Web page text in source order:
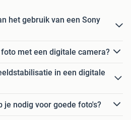
het gebruik van een Sony
met een digitale camera?
in een digitale
je nodig voor goede foto's?